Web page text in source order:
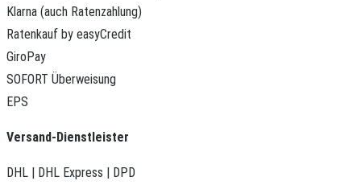
Klarna (auch Ratenzahlung)
Ratenkauf by easyCredit
GiroPay
SOFORT Überweisung
EPS
Versand-Dienstleister
DHL | DHL Express | DPD